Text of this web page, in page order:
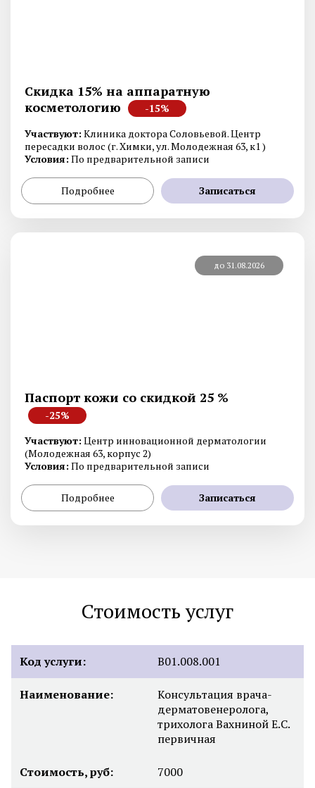
Скидка 15% на аппаратную
косметологию
-15%
Участвуют: Клиника доктора Соловьевой. Центр
пересадки волос (г. Химки, ул. Молодежная 63, к1 )
Условия: По предварительной записи
Подробнее Записаться
до 31.08.2026
Паспорт кожи со скидкой 25 %
-25%
Участвуют: Центр инновационной дерматологии
(Молодежная 63, корпус 2)
Условия: По предварительной записи
Подробнее Записаться
Стоимость услуг
Код услуги: B01.008.001
Наименование:
Консультация врача-
дерматовенеролога,
трихолога Вахниной Е.С.
первичная
Стоимость, руб: 7000